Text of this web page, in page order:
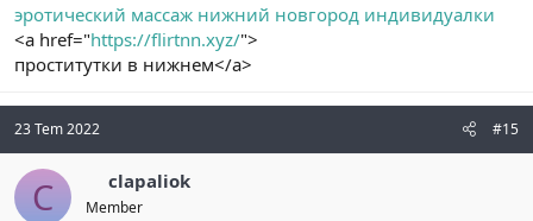
эротический массаж нижний новгород индивидуалки
<a href="https://flirtnn.xyz/">
проститутки в нижнем</a>
23 Tem 2022 #15
C clapaliok
Member